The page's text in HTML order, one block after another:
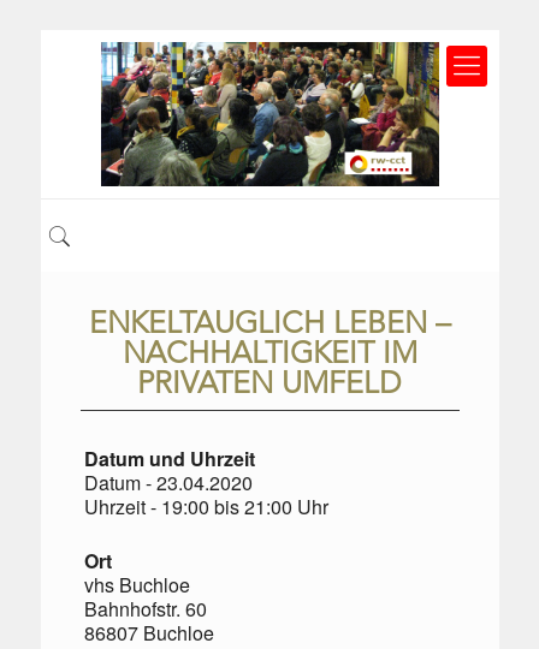
ENKELTAUGLICH LEBEN –
NACHHALTIGKEIT IM
PRIVATEN UMFELD
Datum und Uhrzeit
Datum - 23.04.2020
Uhrzeit - 19:00 bis 21:00 Uhr
Ort
vhs Buchloe
Bahnhofstr. 60
86807 Buchloe